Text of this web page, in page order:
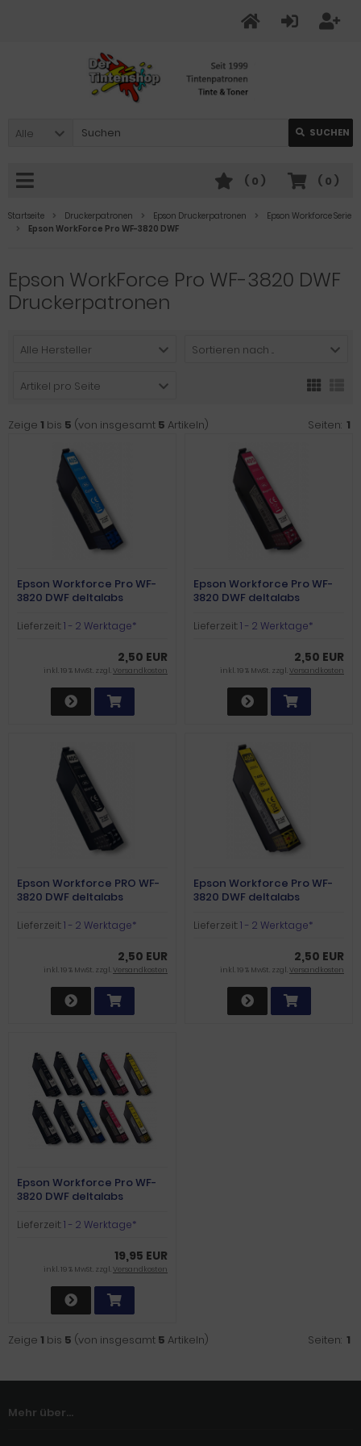
Alle SUCHEN
( 0 )
( 0 )
Startseite Druckerpatronen Epson Druckerpatronen
Epson Workforce Serie
Epson WorkForce Pro WF-3820 DWF
Epson WorkForce Pro WF-3820 DWF
Druckerpatronen
Alle Hersteller Sortieren nach ...
Artikel pro Seite
Zeige 1 bis 5 (von insgesamt 5 Artikeln) Seiten: 1
Epson Workforce Pro WF-
3820 DWF deltalabs
Lieferzeit:1 - 2 Werktage*
2,50 EUR
inkl. 19 % MwSt. zzgl.Versandkosten
Epson Workforce Pro WF-
3820 DWF deltalabs
Lieferzeit:1 - 2 Werktage*
2,50 EUR
inkl. 19 % MwSt. zzgl.Versandkosten
Epson Workforce PRO WF-
3820 DWF deltalabs
XL
Lieferzeit:1 - 2 Werktage*
2,50 EUR
inkl. 19 % MwSt. zzgl.Versandkosten
Epson Workforce Pro WF-
3820 DWF deltalabs
Lieferzeit:1 - 2 Werktage*
2,50 EUR
inkl. 19 % MwSt. zzgl.Versandkosten
Epson Workforce Pro WF-
3820 DWF deltalabs
Lieferzeit:1 - 2 Werktage*
19,95 EUR
inkl. 19 % MwSt. zzgl.Versandkosten
Zeige 1 bis 5 (von insgesamt 5 Artikeln) Seiten: 1
Mehr über...